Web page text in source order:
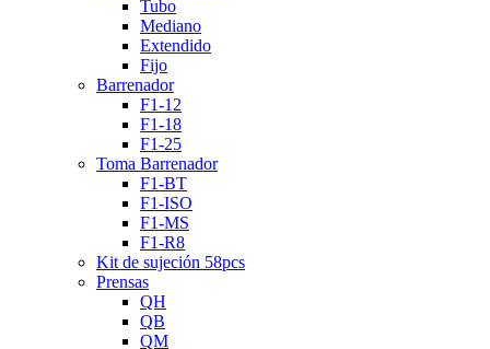
Tubo
Mediano
Extendido
Fijo
Barrenador
F1-12
F1-18
F1-25
Toma Barrenador
F1-BT
F1-ISO
F1-MS
F1-R8
Kit de sujeción 58pcs
Prensas
QH
QB
QM